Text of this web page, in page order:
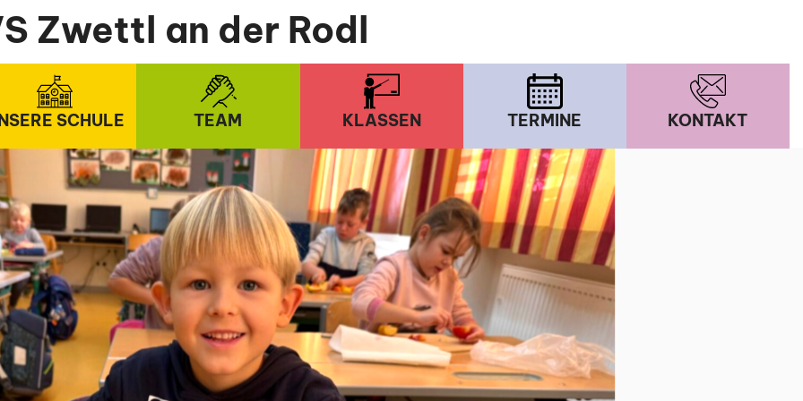
Zwettl an der Rodl
SCHULE TEAM KLASSEN TERMINE KONTAKT